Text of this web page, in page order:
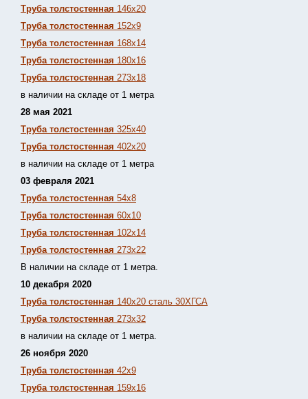
Труба толстостенная 146х20
Труба толстостенная 152х9
Труба толстостенная 168х14
Труба толстостенная 180х16
Труба толстостенная 273х18
в наличии на складе от 1 метра
28 мая 2021
Труба толстостенная 325х40
Труба толстостенная 402х20
в наличии на складе от 1 метра
03 февраля 2021
Труба толстостенная 54х8
Труба толстостенная 60х10
Труба толстостенная 102х14
Труба толстостенная 273х22
В наличии на складе от 1 метра.
10 декабря 2020
Труба толстостенная 140х20 сталь 30ХГСА
Труба толстостенная 273х32
в наличии на складе от 1 метра.
26 ноября 2020
Труба толстостенная 42х9
Труба толстостенная 159х16